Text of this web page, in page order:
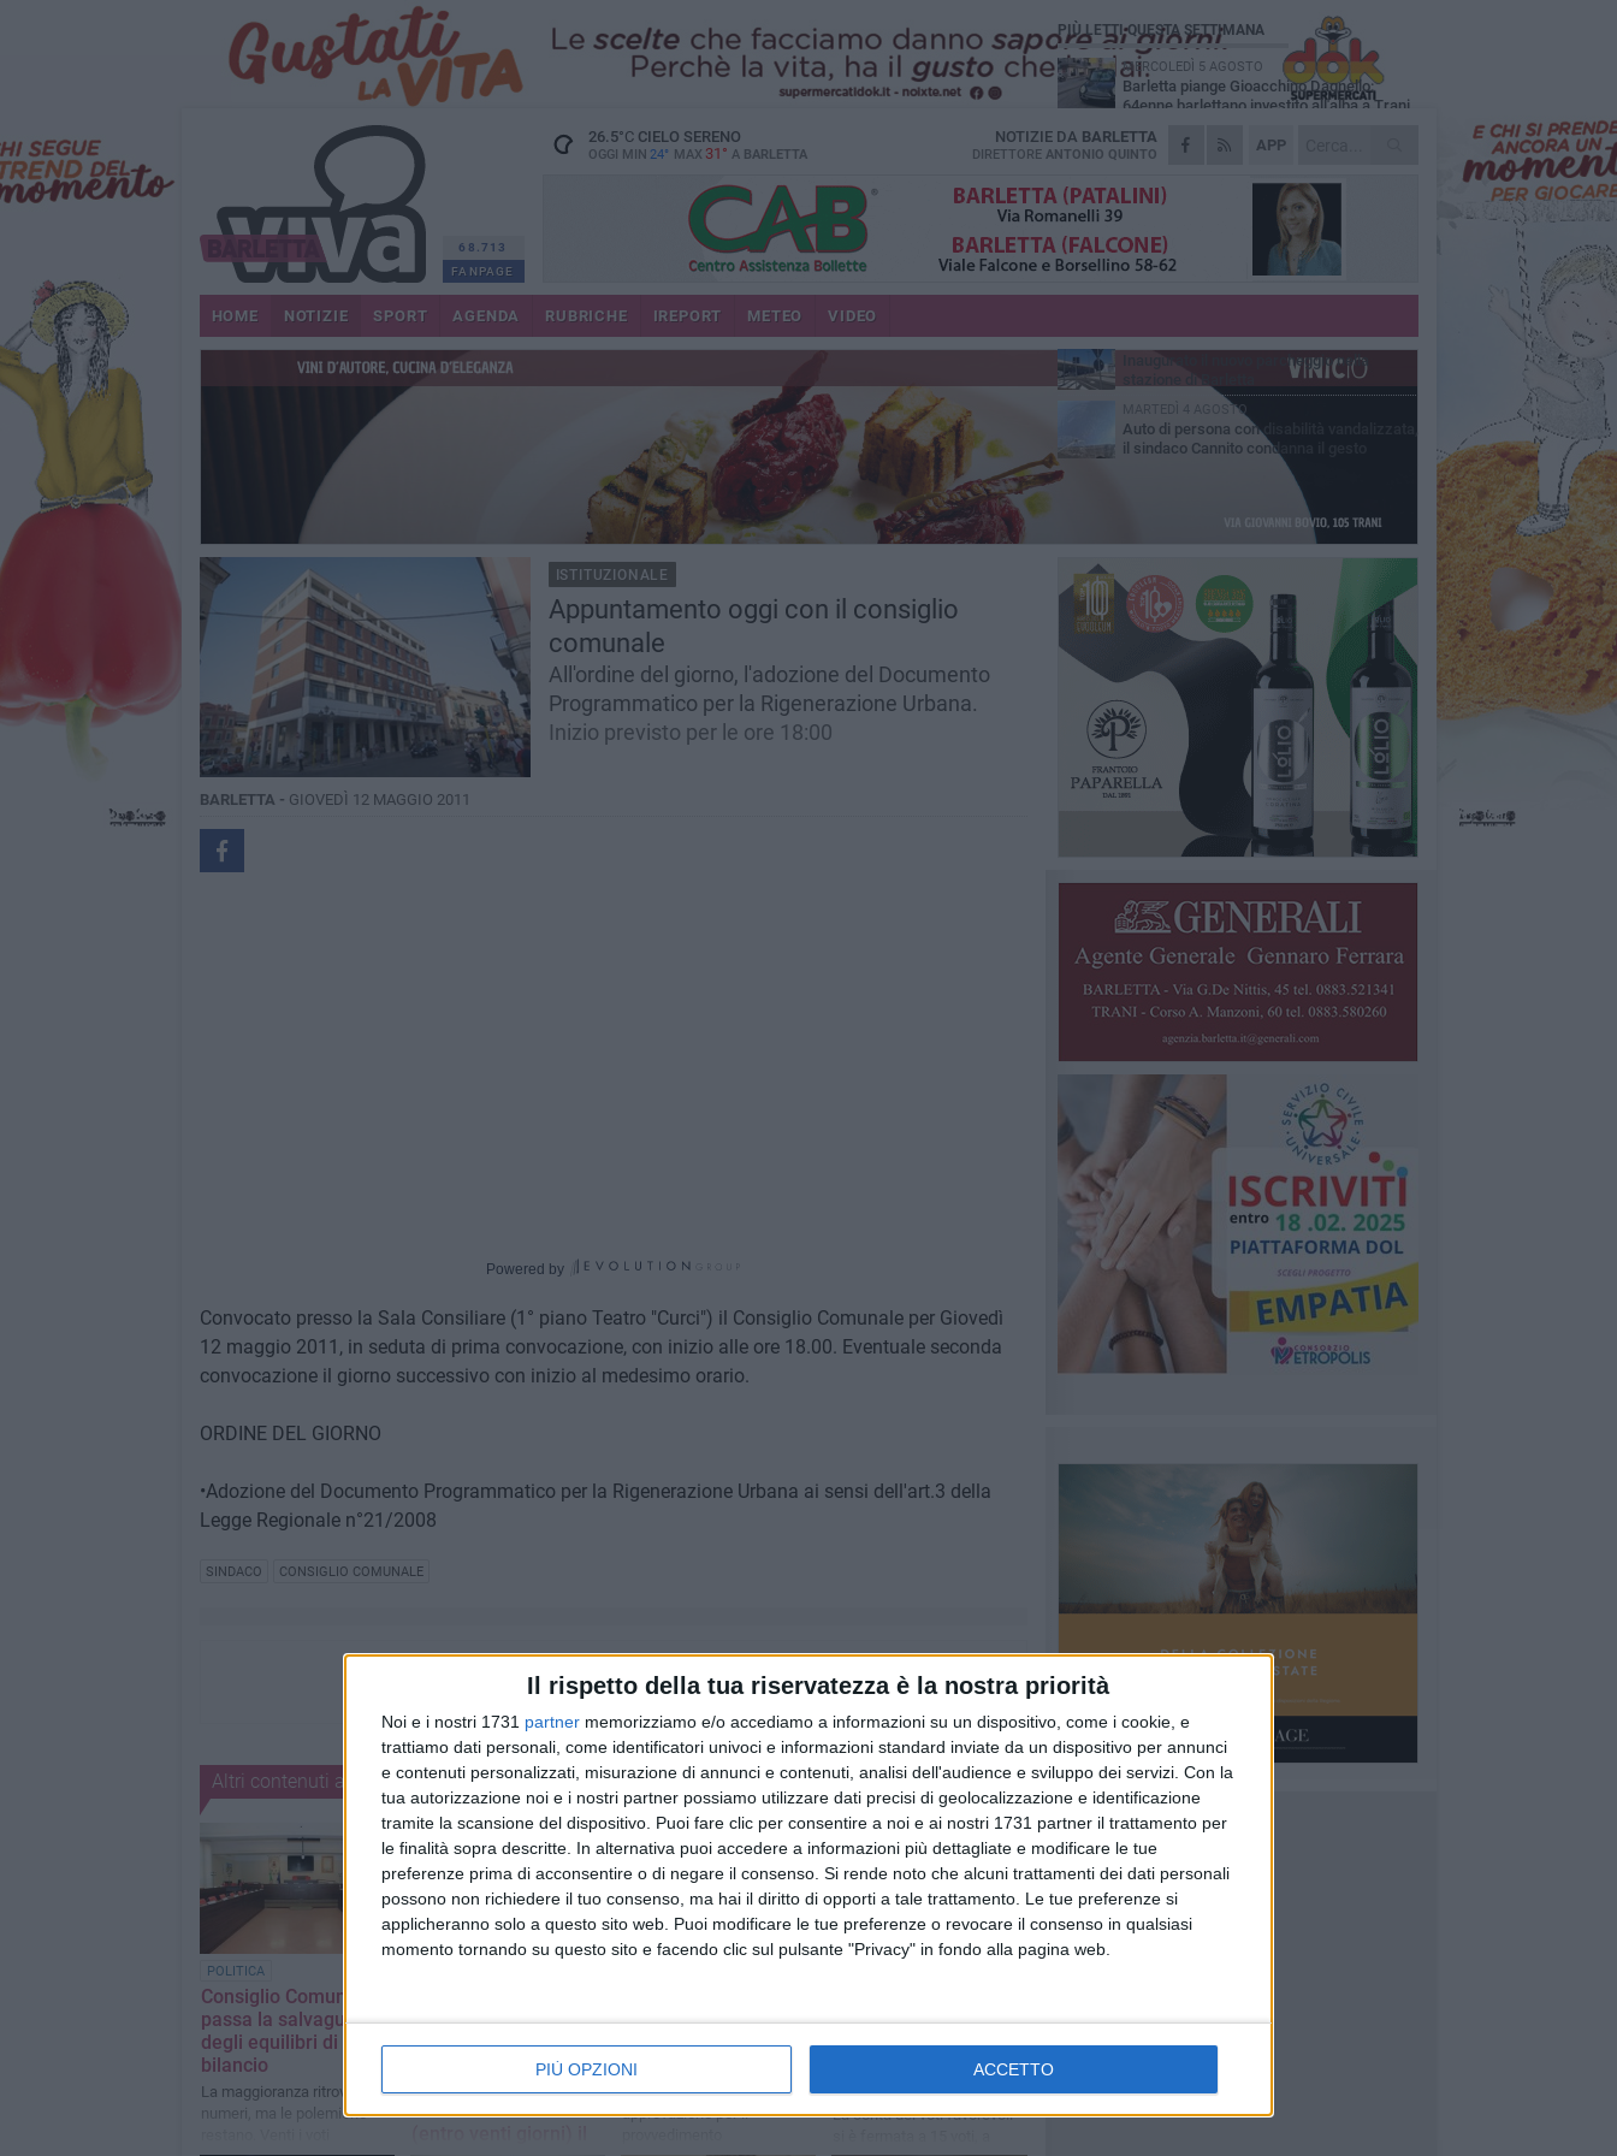
Il rispetto della tua riservatezza è la nostra priorità
Noi e i nostri 1731 partner memorizziamo e/o accediamo a informazioni su un dispositivo, come i cookie, e
trattiamo dati personali, come identificatori univoci e informazioni standard inviate da un dispositivo per annunci
e contenuti personalizzati, misurazione di annunci e contenuti, analisi dell'audience e sviluppo dei servizi. Con la
tua autorizzazione noi e i nostri partner possiamo utilizzare dati precisi di geolocalizzazione e identificazione
tramite la scansione del dispositivo. Puoi fare clic per consentire a noi e ai nostri 1731 partner il trattamento per
le finalità sopra descritte. In alternativa puoi accedere a informazioni più dettagliate e modificare le tue
preferenze prima di acconsentire o di negare il consenso. Si rende noto che alcuni trattamenti dei dati personali
possono non richiedere il tuo consenso, ma hai il diritto di opporti a tale trattamento. Le tue preferenze si
applicheranno solo a questo sito web. Puoi modificare le tue preferenze o revocare il consenso in qualsiasi
momento tornando su questo sito e facendo clic sul pulsante "Privacy" in fondo alla pagina web.
PIÙ OPZIONI ACCETTO
68.713
FANPAGE
26.5°CCIELO SERENO
OGGI MIN 24° MAX 31° A BARLETTA
APP
NOTIZIE DA BARLETTA
DIRETTORE ANTONIO QUINTO
HOME NOTIZIE SPORT AGENDA RUBRICHE IREPORT METEO VIDEO
ISTITUZIONALE
Appuntamento oggi con il consiglio
comunale
All'ordine del giorno, l'adozione del Documento
Programmatico per la Rigenerazione Urbana.
Inizio previsto per le ore 18:00
BARLETTA - GIOVEDÌ 12 MAGGIO 2011
Powered by
Convocato presso la Sala Consiliare (1° piano Teatro "Curci") il Consiglio Comunale per Giovedì
12 maggio 2011, in seduta di prima convocazione, con inizio alle ore 18.00. Eventuale seconda
convocazione il giorno successivo con inizio al medesimo orario.
ORDINE DEL GIORNO
•Adozione del Documento Programmatico per la Rigenerazione Urbana ai sensi dell'art.3 della
Legge Regionale n°21/2008
SINDACO CONSIGLIO COMUNALE
Altri contenuti a tema
POLITICA
Consiglio Comunale:
passa la salvaguardia
degli equilibri di
bilancio
La maggioranza ritrova i
numeri, ma le polemiche
Consiglio Comunale
per provare a
sciogliere il nodo
degli equilibri di
bilancio ed evitare
torna in consiglio
comunale per gli
equilbri di bilancio
Terzo tentativo di
approvazione per il
maggioranza ancora
ko sulla salvaguardia
La conta dei voti favorevoli
PIÙ LETTI QUESTA SETTIMANA
MERCOLEDÌ 5 AGOSTO
Barletta piange Gioacchino Dagnello:
64enne barlettano investito all'alba a Trani
GIOVEDÌ 6 AGOSTO
Il ricordo di "Cecco", il benzinaio col
separavano dalla pensione»
MERCOLEDÌ 5 AGOSTO
Jova Summer Party, giovedì mattina
sopralluogo nell'area dell'evento
DOMENICA 2 AGOSTO
Beni confiscati alla mafia. Nasce il servizio
VENERDÌ 31 LUGLIO
Inaugurato il nuovo parcheggio nella
MARTEDÌ 4 AGOSTO
Auto di persona con disabilità vandalizzata,
il sindaco Cannito condanna il gesto